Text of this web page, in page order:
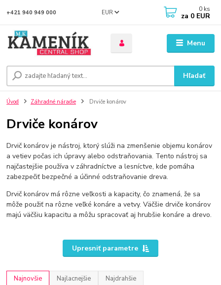
Menu
EUR
Hľadať
+421 940 949 000 0 ks
za 0 EUR
Úvod Záhradné náradie Drviče konárov
Drviče konárov
Drvič konárov je nástroj, ktorý slúži na zmenšenie objemu konárov
a vetiev počas ich úpravy alebo odstraňovania. Tento nástroj sa
najčastejšie používa v záhradníctve a lesníctve, kde pomáha
zabezpečiť bezpečné a účinné odstraňovanie dreva.
Drvič konárov má rôzne veľkosti a kapacity, čo znamená, že sa
môže použiť na rôzne veľké konáre a vetvy. Väčšie drviče konárov
majú väčšiu kapacitu a môžu spracovať aj hrubšie konáre a drevo.
Upresniť parametre
Najnovšie Najlacnejšie Najdrahšie